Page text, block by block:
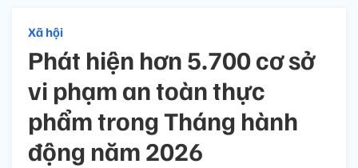
Xã hội
Phát hiện hơn 5.700 cơ sở
vi phạm an toàn thực
phẩm trong Tháng hành
động năm 2026